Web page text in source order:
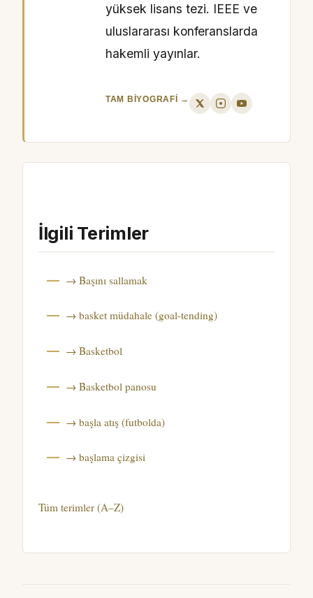
yüksek lisans tezi. IEEE ve
uluslararası konferanslarda
hakemli yayınlar.
TAM BIYOGRAFI →
İlgili Terimler
→ Başını sallamak
→ basket müdahale (goal-tending)
→ Basketbol
→ Basketbol panosu
→ başla atış (futbolda)
→ başlama çizgisi
Tüm terimler (A–Z)